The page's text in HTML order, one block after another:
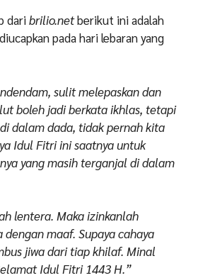
daribrilio.netberikut ini adalah
pada hari lebaran yang
sulit melepaskan dan
boleh jadi berkata ikhlas, tetapi
dalam dada, tidak pernah kita
Idul Fitri ini saatnya untuk
yang masih terganjal di dalam
lentera. Maka izinkanlah
maaf. Supaya cahaya
jiwa dari tiap khilaf. Minal
Idul Fitri 1443 H.”